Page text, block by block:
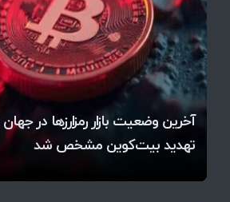
چرا سرعت تراکنش‌ها در اقتصاد
آخرین وضعیت بازار رمزارزها در
تهدید بیت‌کوین مشخص شد
اتفاق تاریخی در بازار رمزارزها /
۱۴۰۵ | بیت‌کوین این مرز را از
تغییر می‌کند
کدامند؟
اتفاق مهم در بازار رمزارزها /
تازه‌ترین رسوایی ارز دیجیتال؛
میز / ۶۲۲ بیت‌کوین کجا رفت؟
بحران بدهی شرکت‌ها و خطر فروش
دلار بیت‌کوین